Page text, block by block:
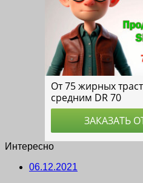
Интересно
06.12.2021